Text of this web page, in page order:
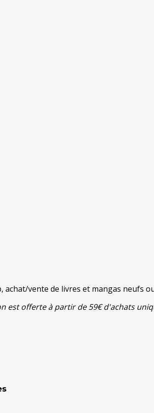
achat/vente de livres et mangas neufs ou
est offerte à partir de 59€ d'achats